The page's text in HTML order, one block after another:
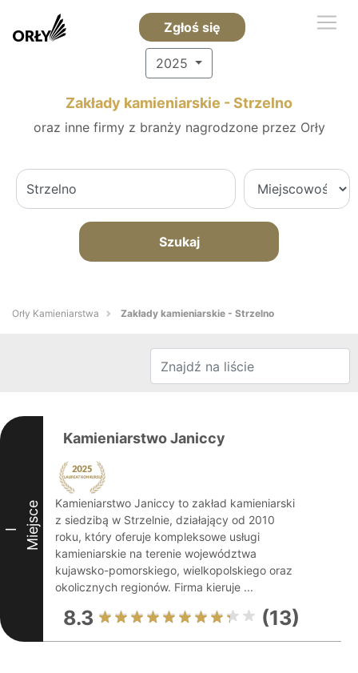
Zgłoś się
2025
Zakłady kamieniarskie - Strzelno
oraz inne firmy z branży nagrodzone przez Orły
Szukaj
Orły Kamieniarstwa Zakłady kamieniarskie - Strzelno
I Miejsce
Kamieniarstwo Janiccy
Kamieniarstwo Janiccy to zakład kamieniarski
z siedzibą w Strzelnie, działający od 2010
roku, który oferuje kompleksowe usługi
kamieniarskie na terenie województwa
kujawsko-pomorskiego, wielkopolskiego oraz
okolicznych regionów. Firma kieruje ...
8.3 (13)